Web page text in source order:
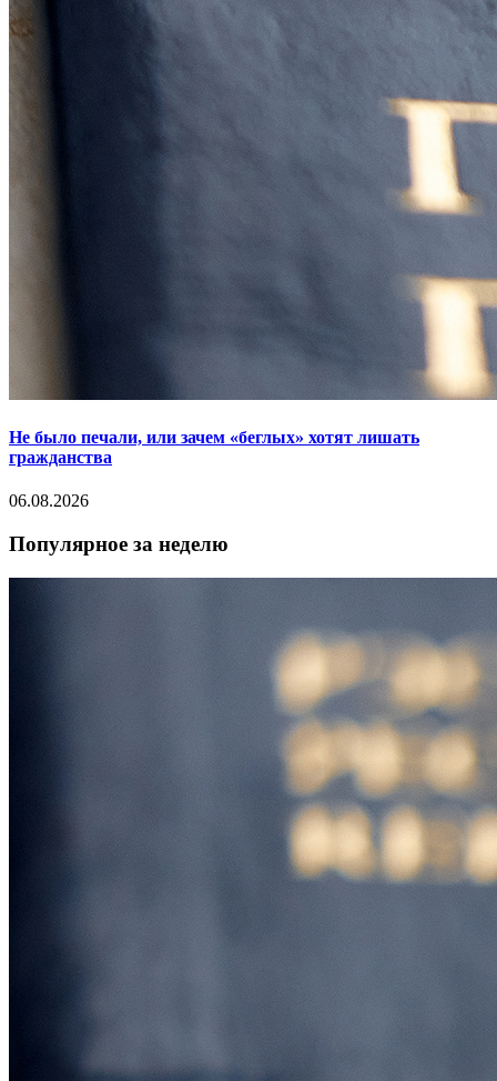
Не было печали, или зачем «беглых» хотят лишать
гражданства
06.08.2026
Популярное за неделю